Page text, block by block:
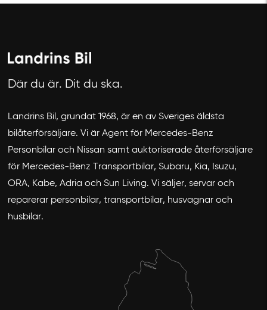
Avbryt
Där du är. Dit du ska.
Landrins Bil, grundat 1968, är en av Sveriges äldsta
bilåterförsäljare. Vi är Agent för Mercedes-Benz
Personbilar och Nissan samt auktoriserade återförsäljare
för Mercedes-Benz Transportbilar, Subaru, Kia, Isuzu,
ORA, Kabe, Adria och Sun Living. Vi säljer, servar och
reparerar personbilar, transportbilar, husvagnar och
husbilar.